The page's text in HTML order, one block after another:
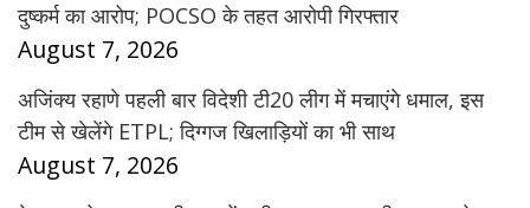
दुष्कर्म का आरोप; POCSO के तहत आरोपी गिरफ्तार
August 7, 2026
अजिंक्य रहाणे पहली बार विदेशी टी20 लीग में मचाएंगे धमाल, इस
टीम से खेलेंगे ETPL; दिग्गज खिलाड़ियों का भी साथ
August 7, 2026